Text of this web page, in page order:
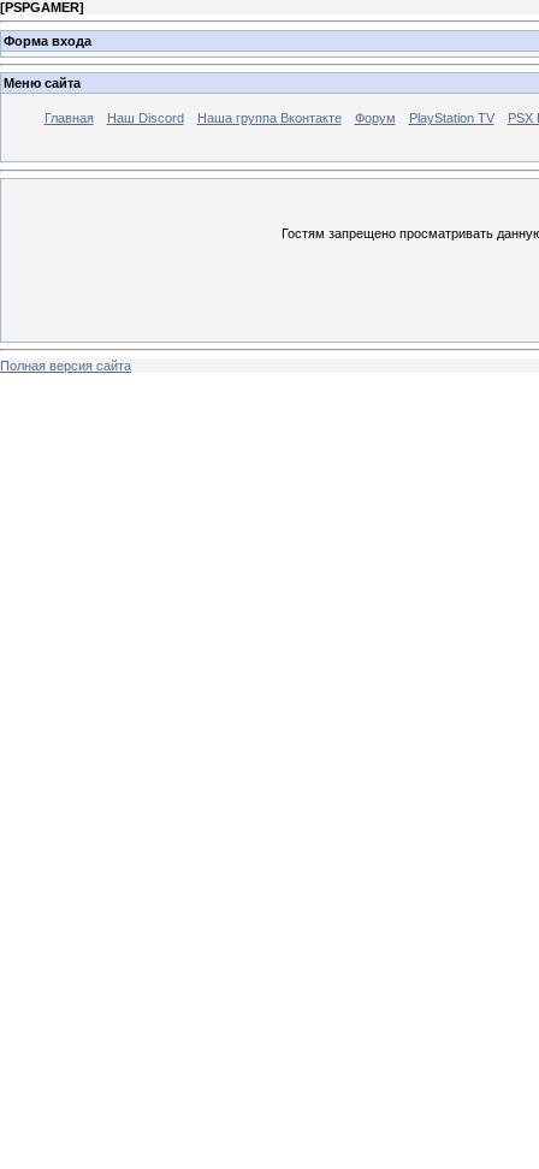
[PSPGAMER]
Форма входа
Меню сайта
Главная Наш Discord Наша группа Вконтакте Форум PlayStation TV PSX
Гостям запрещено просматривать
Полная версия сайта